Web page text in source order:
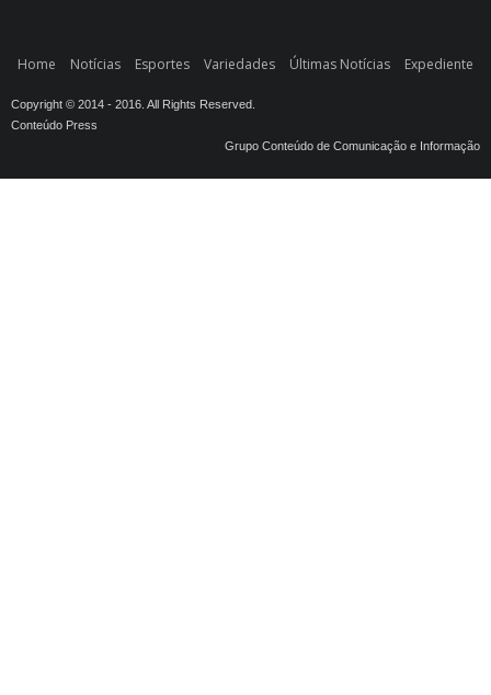
Home Notícias Esportes Variedades Últimas Notícias Expediente
Copyright © 2014 - 2016. All Rights Reserved.
Conteúdo Press
Grupo Conteúdo de Comunicação e Informação